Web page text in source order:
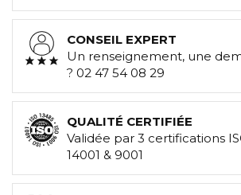
CONSEIL EXPERT
Un renseignement, une
? 02 47 54 08 29
QUALITÉ CERTIFIÉE
Validée par 3 certifications
14001 & 9001